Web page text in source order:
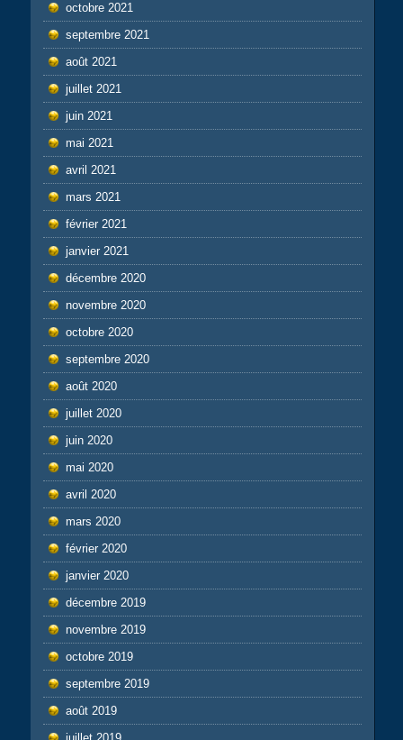
octobre 2021
septembre 2021
août 2021
juillet 2021
juin 2021
mai 2021
avril 2021
mars 2021
février 2021
janvier 2021
décembre 2020
novembre 2020
octobre 2020
septembre 2020
août 2020
juillet 2020
juin 2020
mai 2020
avril 2020
mars 2020
février 2020
janvier 2020
décembre 2019
novembre 2019
octobre 2019
septembre 2019
août 2019